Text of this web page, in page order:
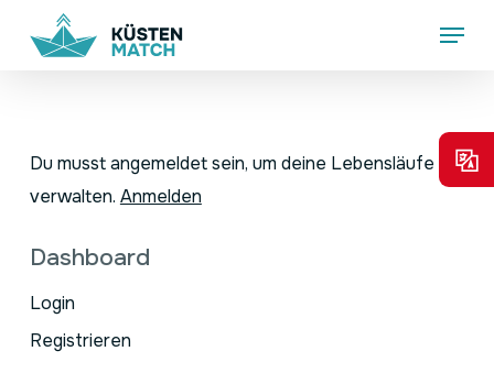
Menu
Du musst angemeldet sein, um deine Lebensläufe zu
verwalten. Anmelden
Dashboard
Login
Registrieren